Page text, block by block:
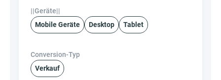
||Geräte||
Mobile Geräte
Desktop Tablet
Conversion-Typ
Verkauf